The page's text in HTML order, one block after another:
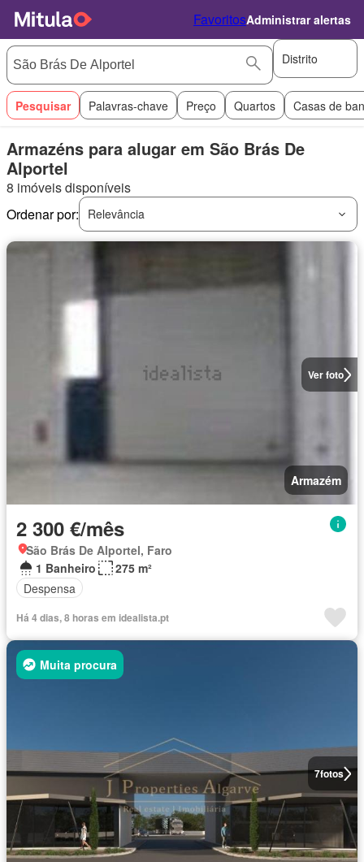
FavoritosAdministrar alertas
Distrito
Pesquisar Palavras-chave Preço Quartos Casas de
Armazéns para alugar em São Brás De
Alportel
8 imóveis disponíveis
Ordenar por:
Relevância
Ver foto
Armazém
2 300 €/mês
São Brás De Alportel, Faro
1 Banheiro
275 m²
Despensa
Há 4 dias, 8 horas em idealista.pt
7fotos
Muita procura